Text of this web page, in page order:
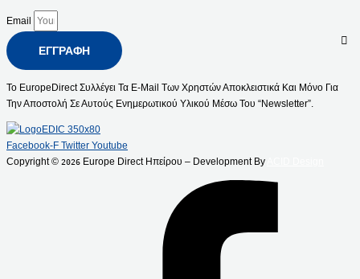
Email
ΕΓΓΡΑΦΉ
Το EuropeDirect Συλλέγει Τα E-Mail Των Χρηστών Αποκλειστικά Και Μόνο Για
Την Αποστολή Σε Αυτούς Ενημερωτικού Υλικού Μέσω Του “Newsletter”.
Facebook-F Twitter Youtube
Copyright © 2026 Europe Direct Ηπείρου – Development By